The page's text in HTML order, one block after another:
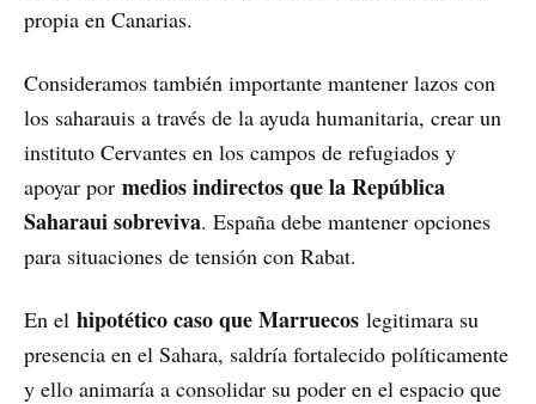
propia en Canarias.
Consideramos también importante mantener lazos con
los saharauis a través de la ayuda humanitaria, crear un
instituto Cervantes en los campos de refugiados y
apoyar por medios indirectos que la República
Saharaui sobreviva. España debe mantener opciones
para situaciones de tensión con Rabat.
En el hipotético caso que Marruecos legitimara su
presencia en el Sahara, saldría fortalecido políticamente
y ello animaría a consolidar su poder en el espacio que